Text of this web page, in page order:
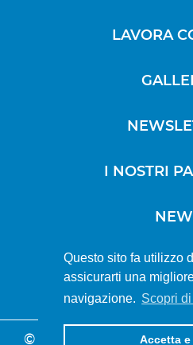
Questo sito fa utilizzo
assicurarti una
navigazione. Scopri
Accetta
LAVORA
I NOSTRI
SOCIAL
© Copyright 2021. All